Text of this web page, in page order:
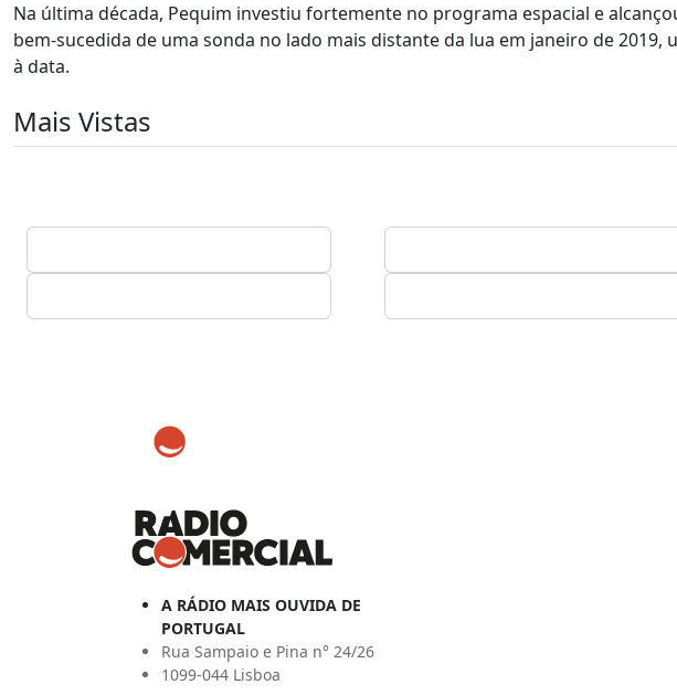
Na última década, Pequim investiu fortemente no programa espacial e
bem-sucedida de uma sonda no lado mais distante da lua em janeiro de
à data.
Mais Vistas
A RÁDIO MAIS OUVIDA DE
PORTUGAL
Rua Sampaio e Pina n° 24/26
1099-044 Lisboa